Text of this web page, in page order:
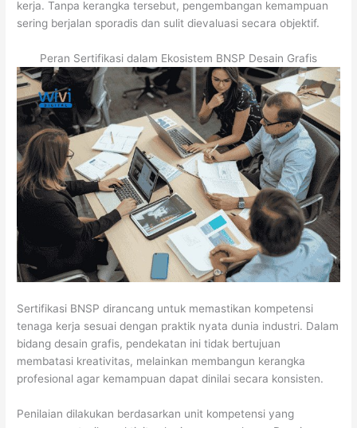
kerja. Tanpa kerangka tersebut, pengembangan kemampuan
sering berjalan sporadis dan sulit dievaluasi secara objektif.
Peran Sertifikasi dalam Ekosistem BNSP Desain Grafis
Sertifikasi BNSP dirancang untuk memastikan kompetensi
tenaga kerja sesuai dengan praktik nyata dunia industri. Dalam
bidang desain grafis, pendekatan ini tidak bertujuan
membatasi kreativitas, melainkan membangun kerangka
profesional agar kemampuan dapat dinilai secara konsisten.
Penilaian dilakukan berdasarkan unit kompetensi yang